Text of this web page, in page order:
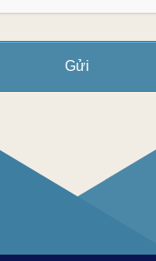
Gửi